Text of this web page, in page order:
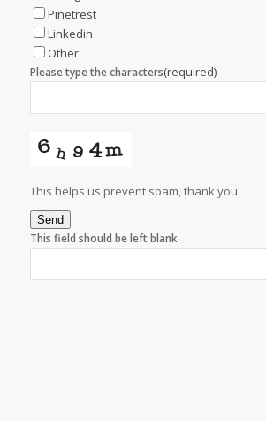
Pinetrest
Linkedin
Other
Please type the characters(required)
This helps us prevent spam, thank you.
Send
This field should be left blank